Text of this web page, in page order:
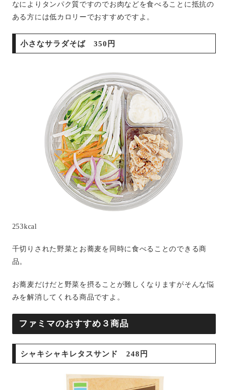
なによりタンパク質ですのでお肉などを食べることに抵抗の
ある方には低カロリーでおすすめですよ。
小さなサラダそば 350円
253kcal
千切りされた野菜とお蕎麦を同時に食べることのできる商
品。
お蕎麦だけだと野菜を摂ることが難しくなりますがそんな悩
みを解消してくれる商品ですよ。
ファミマのおすすめ３商品
シャキシャキレタスサンド 248円